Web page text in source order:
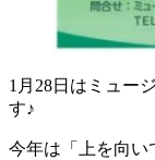
1月28日はミュー
す♪
今年は「上を向い